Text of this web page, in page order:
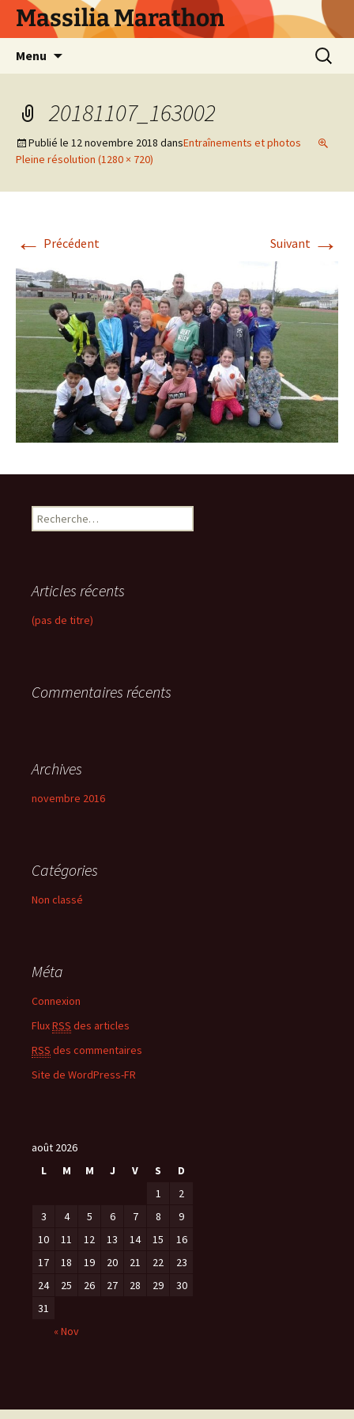
AllerMassilia Marathon
Menu
20181107_163002
Publié le 12 novembre 2018 dansEntraînements et photos
Pleine résolution (1280 × 720)
← Précédent Suivant →
R
e
r
c
h
:
Articles récents
(pas de titre)
Commentaires récents
Archives
novembre 2016
Catégories
Non classé
Méta
Connexion
FluxRSS des articles
RSS des commentaires
Site de WordPress-FR
août 2026
L
M M J V S D
« Nov
1
2
3
4 5 6 7 8
9
10
11 12 13 14 15
16
17
18 19 20 21 22
23
24
25 26 27 28 29
30
31